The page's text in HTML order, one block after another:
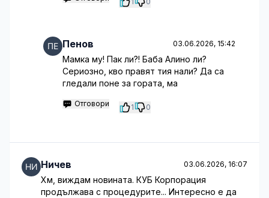
Пенов 03.06.2026, 15:42
Мамка му! Пак ли?! Баба Алино ли?
Сериозно, кво правят тия нали? Да са
гледали поне за гората, ма
Отговори 1 0
Ничев 03.06.2026, 16:07
Хм, виждам новината. КУБ Корпорация
продължава с процедурите... Интересно е да